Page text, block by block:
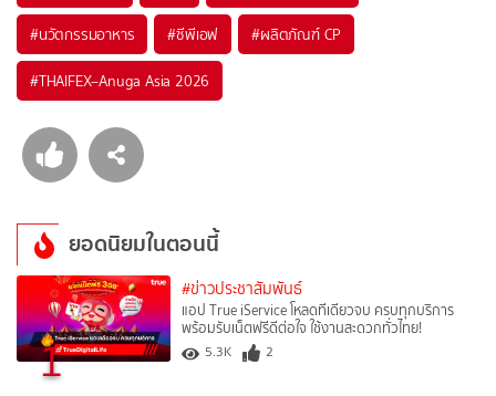
#นวัตกรรมอาหาร #ซีพีเอฟ #ผลิตภัณฑ์ CP
#THAIFEX–Anuga Asia 2026
ยอดนิยมในตอนนี้
1
#ข่าวประชาสัมพันธ์
แอป True iService โหลดทีเดียวจบ ครบทุกบริการ
พร้อมรับเน็ตฟรีดีต่อใจ ใช้งานสะดวกทั่วไทย!
5.3K 2